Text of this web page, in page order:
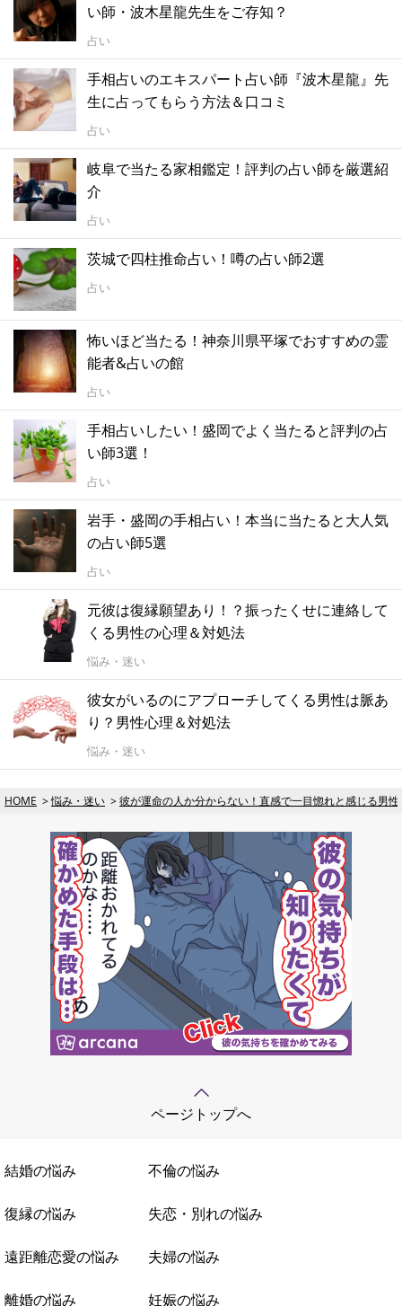
い師・波木星龍先生をご存知？
占い
手相占いのエキスパート占い師『波木星龍』先
生に占ってもらう方法＆口コミ
占い
岐阜で当たる家相鑑定！評判の占い師を厳選紹
介
占い
茨城で四柱推命占い！噂の占い師2選
占い
怖いほど当たる！神奈川県平塚でおすすめの霊
能者&占いの館
占い
手相占いしたい！盛岡でよく当たると評判の占
い師3選！
占い
岩手・盛岡の手相占い！本当に当たると大人気
の占い師5選
占い
元彼は復縁願望あり！？振ったくせに連絡して
くる男性の心理＆対処法
悩み・迷い
彼女がいるのにアプローチしてくる男性は脈あ
り？男性心理＆対処法
悩み・迷い
HOME 悩み・迷い 彼が運命の人か分からない！直感で一目惚れと感じる男
ページトップへ
結婚の悩み 不倫の悩み
復縁の悩み 失恋・別れの悩み
遠距離恋愛の悩み 夫婦の悩み
離婚の悩み 妊娠の悩み